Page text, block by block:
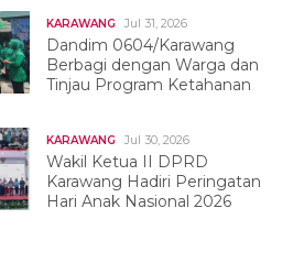
KARAWANG Jul 31, 2026
Dandim 0604/Karawang
Berbagi dengan Warga dan
Tinjau Program Ketahanan
KARAWANG Jul 30, 2026
Wakil Ketua II DPRD
Karawang Hadiri Peringatan
Hari Anak Nasional 2026